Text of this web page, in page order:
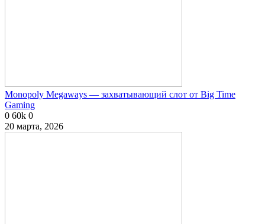
Monopoly Megaways — захватывающий слот от Big Time
Gaming
0 60k 0
20 марта, 2026